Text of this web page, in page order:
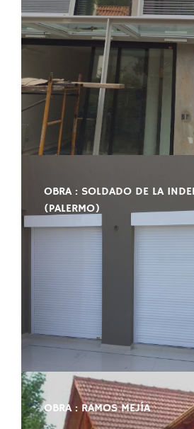
OBRA : SOLDADO DE LA
(PALERMO)
OBRA : RAMOS MEJÍA